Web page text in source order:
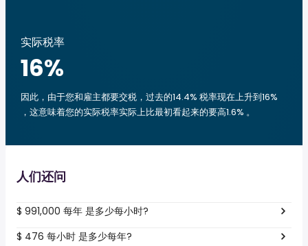
实际税率
16%
因此，由于您和雇主都要交税，过去的14.4% 税率现在上升到16%
，这意味着您的实际税率实际上比最初看起来的要高1.6% 。
人们还问
$ 991,000 每年 是多少每小时?
$ 476 每小时 是多少每年?